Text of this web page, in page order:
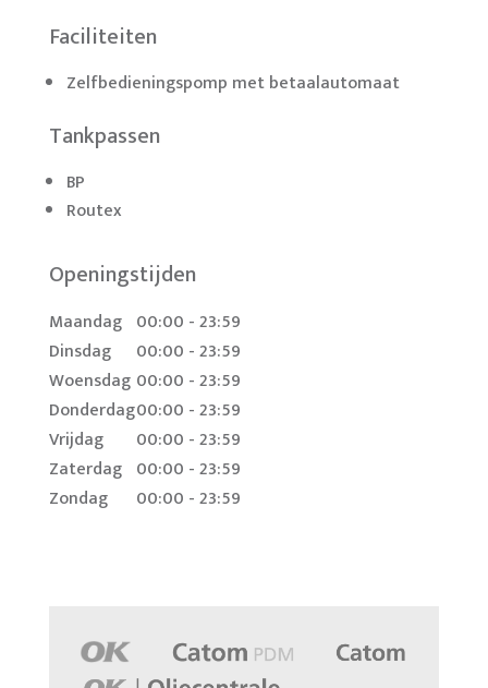
Faciliteiten
Zelfbedieningspomp met betaalautomaat
Tankpassen
BP
Routex
Openingstijden
Maandag 00:00 - 23:59
Dinsdag
00:00 - 23:59
Woensdag 00:00 - 23:59
Donderdag00:00 - 23:59
Vrijdag
00:00 - 23:59
Zaterdag 00:00 - 23:59
Zondag
00:00 - 23:59